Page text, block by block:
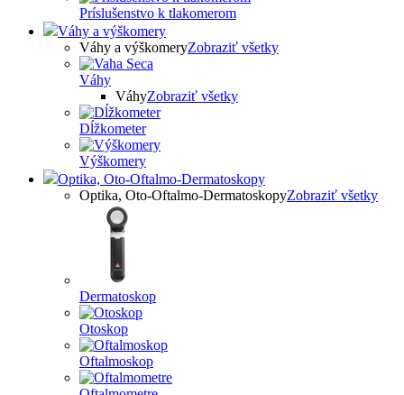
Príslušenstvo k tlakomerom
Váhy a výškomery
Váhy a výškomeryZobraziť všetky
Váhy
VáhyZobraziť všetky
Dĺžkometer
Výškomery
Optika, Oto-Oftalmo-Dermatoskopy
Optika, Oto-Oftalmo-DermatoskopyZobraziť všetky
Dermatoskop
Otoskop
Oftalmoskop